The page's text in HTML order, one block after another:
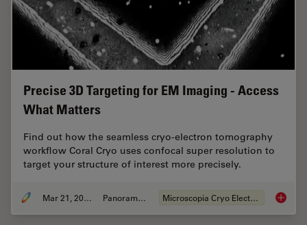
Precise 3D Targeting for EM Imaging - Access
What Matters
Find out how the seamless cryo-electron tomography
workflow Coral Cryo uses confocal super resolution to
target your structure of interest more precisely.
Mar 21, 2022 Panoramica Microscopia Cryo Electron Precise